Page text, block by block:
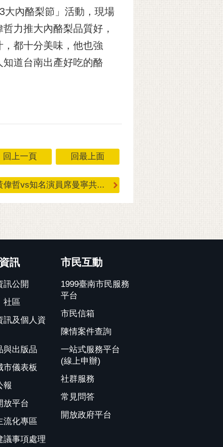
大內酪梨節」活動，現場
力推大內酪梨品質好，
都十分美味，他也強
道台南出產好吃的酪
回上一頁 回最上面
偉哲vs知名演員席曼寧共...
訊
訊公開
社區
訊及個人資
與出版品
市儀表板
報
放平台
流化專區
議事項處理
市民互動
1999臺南市民服務
平台
市民信箱
陳情案件查詢
一站式服務平台
(線上申辦)
社群服務
常見問答
開放政府平台